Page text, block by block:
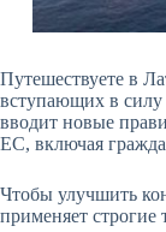
Путешествуете в
вступающих в силу
вводит новые
ЕС, включая
Чтобы улучшить
применяет строгие